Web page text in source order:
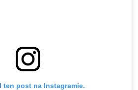
ten post na Instagramie.